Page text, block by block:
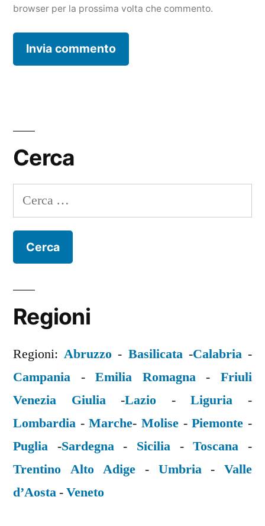
browser per la prossima volta che commento.
Cerca
Ricerca
per:
Regioni
Regioni:Abruzzo - Basilicata-Calabria-
Campania -Emilia Romagna-Friuli
Venezia Giulia-Lazio -Liguria -
Lombardia -Marche-Molise -Piemonte -
Puglia -Sardegna- Sicilia -Toscana -
Trentino Alto Adige - Umbria-Valle
d’Aosta-Veneto